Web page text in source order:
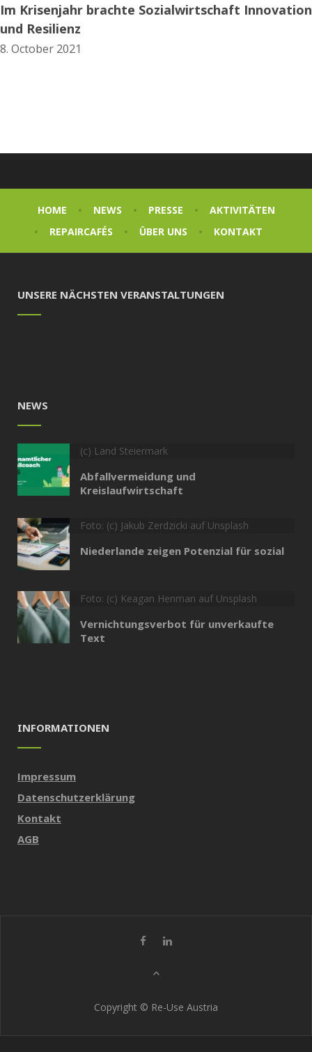
Im Krisenjahr brachte Sozialwirtschaft Innovation
und Resilienz
8. October 2021
HOME NEWS PRESSE
AKTIVITÄTEN
REPAIRCAFÉS
ÜBER UNS KONTAKT
UNSERE NÄCHSTEN VERANSTALTUNGEN
NEWS
(c) Land Steiermark
Abfallvermeidung und
Kreislaufwirtschaft
Foto: (c) Jakub Zerdzicki auf Unsplash
Niederlande zeigen Potenzial für sozial
Foto: (c) Keagan Henman auf Unsplash
Vernichtungsverbot für unverkaufte
Text
INFORMATIONEN
Impressum
Datenschutzerklärung
Kontakt
AGB
Copyright © Re-Use Austria